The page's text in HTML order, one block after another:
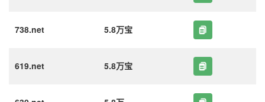
738.net 5.8万宝
619.net 5.8万宝